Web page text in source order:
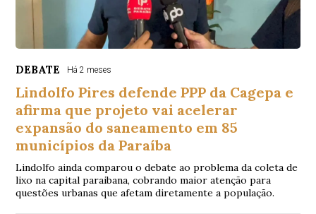
DEBATE Há 2 meses
Lindolfo Pires defende PPP da Cagepa e
afirma que projeto vai acelerar
expansão do saneamento em 85
municípios da Paraíba
Lindolfo ainda comparou o debate ao problema da coleta de
lixo na capital paraibana, cobrando maior atenção para
questões urbanas que afetam diretamente a população.